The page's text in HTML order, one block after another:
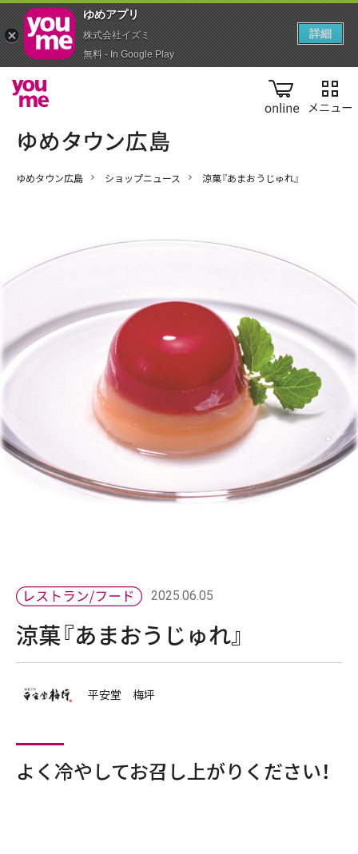
online
ゆめタウン広島 ショップニュース 涼菓『あまおうじゅれ』
2025.06.05
涼菓『あまおうじゅれ』
平安堂 梅坪
よく冷やしてお召し上がりください！
ゆめアプ‪リ‬
株式会社イズミ
無料 - In Google Play
詳細